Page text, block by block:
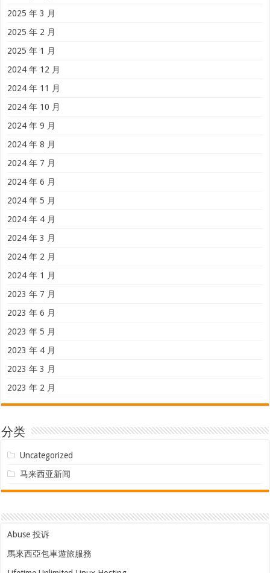
2025 年 3 月
2025 年 2 月
2025 年 1 月
2024 年 12 月
2024 年 11 月
2024 年 10 月
2024 年 9 月
2024 年 8 月
2024 年 7 月
2024 年 6 月
2024 年 5 月
2024 年 4 月
2024 年 3 月
2024 年 2 月
2024 年 1 月
2023 年 7 月
2023 年 6 月
2023 年 5 月
2023 年 4 月
2023 年 3 月
2023 年 2 月
分类
Uncategorized
马来西亚新闻
Abuse 投诉
馬來西亞包車遊旅服務